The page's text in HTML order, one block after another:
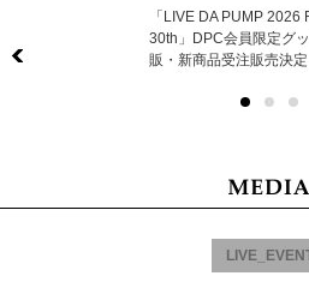
「LIVE DA PUMP 2026
30th」DPC会員限定グ
販・新商品受注販売決定